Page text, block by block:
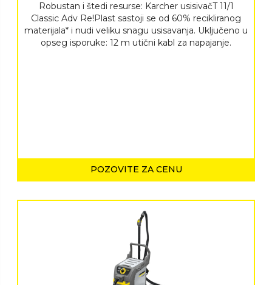
Robustan i štedi resurse: Karcher usisivačT 11/1
Classic Adv Re!Plast sastoji se od 60% recikliranog
materijala* i nudi veliku snagu usisavanja. Uključeno u
opseg isporuke: 12 m utični kabl za napajanje.
POZOVITE ZA CENU